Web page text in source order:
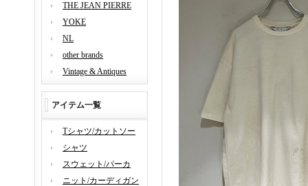
THE JEAN PIERRE
YOKE
NL
other brands
Vintage & Antiques
アイテム一覧
Tシャツ/カットソー
シャツ
スウェット/パーカ
ニット/カーディガン